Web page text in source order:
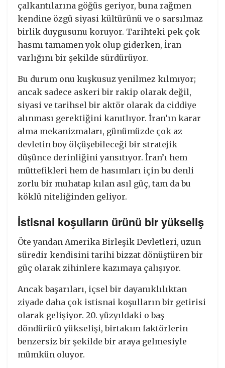
çalkantılarına göğüs geriyor, buna rağmen
kendine özgü siyasi kültürünü ve o sarsılmaz
birlik duygusunu koruyor. Tarihteki pek çok
hasmı tamamen yok olup giderken, İran
varlığını bir şekilde sürdürüyor.
Bu durum onu kuşkusuz yenilmez kılmıyor;
ancak sadece askeri bir rakip olarak değil,
siyasi ve tarihsel bir aktör olarak da ciddiye
alınması gerektiğini kanıtlıyor. İran’ın karar
alma mekanizmaları, günümüzde çok az
devletin boy ölçüşebileceği bir stratejik
düşünce derinliğini yansıtıyor. İran’ı hem
müttefikleri hem de hasımları için bu denli
zorlu bir muhatap kılan asıl güç, tam da bu
köklü niteliğinden geliyor.
İstisnai koşulların ürünü bir yükseliş
Öte yandan Amerika Birleşik Devletleri, uzun
süredir kendisini tarihi bizzat dönüştüren bir
güç olarak zihinlere kazımaya çalışıyor.
Ancak başarıları, içsel bir dayanıklılıktan
ziyade daha çok istisnai koşulların bir getirisi
olarak gelişiyor. 20. yüzyıldaki o baş
döndürücü yükselişi, birtakım faktörlerin
benzersiz bir şekilde bir araya gelmesiyle
mümkün oluyor.